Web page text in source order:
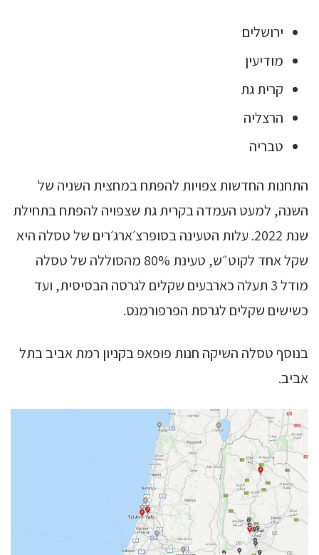
ירושלים
מודיעין
קרית גת
הרצליה
טבריה
התחנות החדשות צפויות להפתח במחצית השניה של
השנה, למעט העמדה בקרית גת שצפויה להפתח בתחילת
שנת 2022. עלות הטעינה בסופרצ׳ארג׳רים של טסלה היא
שקל אחד לקוט״ש, טעינת 80% מהסוללה של טסלה
מודל 3 תעלה כארבעים שקלים לגרסה הבסיסית, ועד
כשישים שקלים לגרסת הפרפורמנס.
בנוסף טסלה השיקה חנות פופאפ בקניון רמת אביב בתל
אביב.